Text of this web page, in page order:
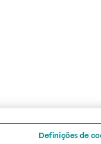
Definições de